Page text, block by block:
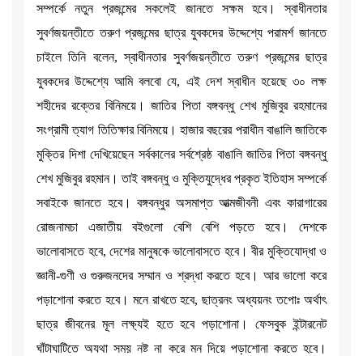
সম্পর্কে নতুন প্রজন্মের সকলেই জানতে সক্ষম হবে। স্বাধীনতার
সুবর্ণজয়ন্তীতে তরুণ প্রজন্মের ছাত্র যুবকদের উদ্দেশ্যে পরামর্শ জানতে
চাইলে তিনি বলেন, স্বাধীনতার সুবর্ণজয়ন্তীতে তরুণ প্রজন্মের ছাত্র
যুবকদের উদ্দেশ্যে আমি বলবো যে, এই দেশ স্বাধীন হয়েছে ৩০ লক্ষ
শহীদের রক্তের বিনিময়ে। জাতির পিতা বঙ্গবন্ধু শেখ মুজিবুর রহমানের
সংগ্রামী ত্যাগ তিতিক্ষার বিনিময়ে। হাজার বছরের পরাধীন বাঙালি জাতিকে
মুক্তির দিশা দেখিয়েছেন সর্বকালের সর্বশ্রেষ্ঠ বাঙালি জাতির পিতা বঙ্গবন্ধু
শেখ মুজিবুর রহমান। তাই বঙ্গবন্ধু ও মুক্তিযুদ্ধের প্রকৃত ইতিহাস সম্পর্কে
সবাইকে জানতে হবে। বঙ্গবন্ধুর অসমাপ্ত আত্মজীবনী এবং কারাগারের
রোজনামচা এজাতীয় বইগুলো বেশি বেশি পড়তে হবে। দেশকে
ভালোবাসতে হবে, দেশের মানুষকে ভালোবাসতে হবে। বীর মুক্তিযোদ্ধা ও
জ্ঞানী-গুণী ও গুরুজনদের সম্মান ও শ্রদ্ধা করতে হবে। আর ভালো করে
পড়াশোনা করতে হবে। মনে রাখতে হবে, ছাত্রনং অধ্যয়নং তপোঃ অর্থাৎ
ছাত্র জীবনের মূল লক্ষ্যই হতে হবে পড়াশোনা। ফেসবুক ইন্টারনেট
ঘাঁটাঘাটিতে অযথা সময় নষ্ট না করে মন দিয়ে পড়াশোনা করতে হবে।